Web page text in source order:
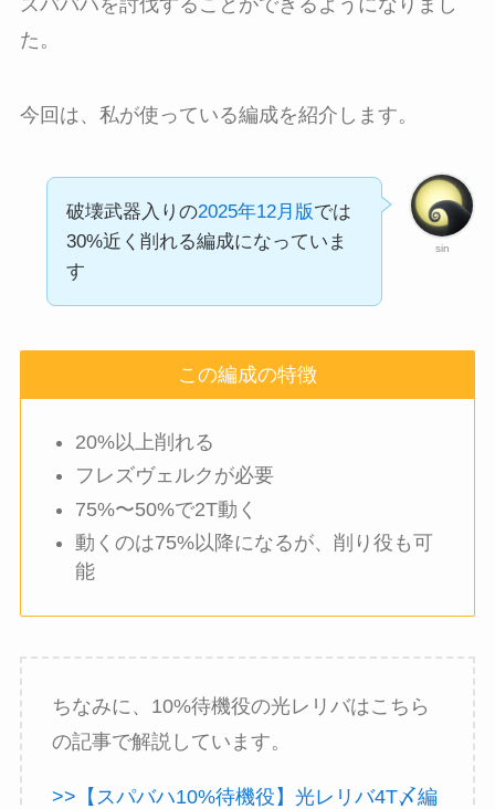
スパバハを討伐することができるようになりまし
た。
今回は、私が使っている編成を紹介します。
sin
破壊武器入りの2025年12月版では
30%近く削れる編成になっていま
す
この編成の特徴
20%以上削れる
フレズヴェルクが必要
75%〜50%で2T動く
動くのは75%以降になるが、削り役も可
能
ちなみに、10%待機役の光レリバはこちら
の記事で解説しています。
>>【スパバハ10%待機役】光レリバ4T〆編